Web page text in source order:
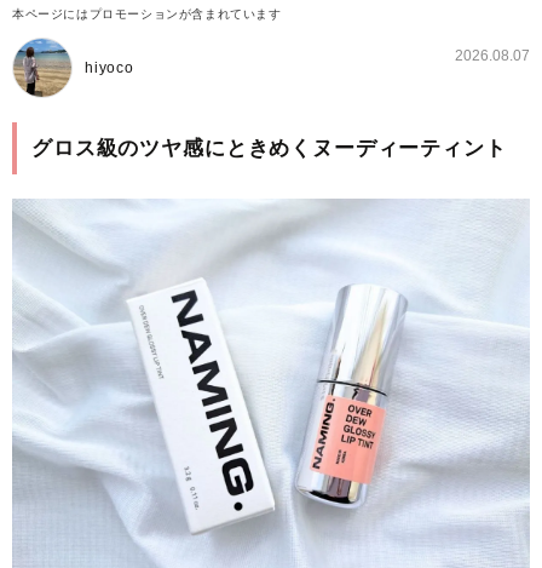
本ページにはプロモーションが含まれています
hiyoco
2026.08.07
グロス級のツヤ感にときめくヌーディーティント